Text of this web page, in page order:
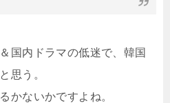
国内ドラマの低迷で、韓国
思う。
かないかですよね。